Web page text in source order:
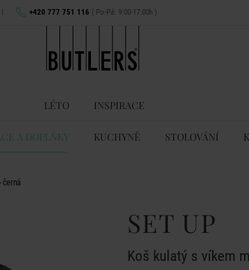
| +420 777 751 116 ( Po-Pá: 9:00-17:00h )
LÉTO INSPIRACE
A DOPLŇKY KUCHYNĚ STOLOVÁNÍ
černá
SET UP
Koš kulatý s víkem